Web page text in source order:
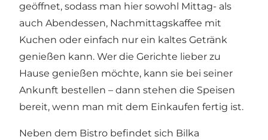
geöffnet, sodass man hier sowohl Mittag- als
auch Abendessen, Nachmittagskaffee mit
Kuchen oder einfach nur ein kaltes Getränk
genießen kann. Wer die Gerichte lieber zu
Hause genießen möchte, kann sie bei seiner
Ankunft bestellen – dann stehen die Speisen
bereit, wenn man mit dem Einkaufen fertig ist.
Neben dem Bistro befindet sich Bilka